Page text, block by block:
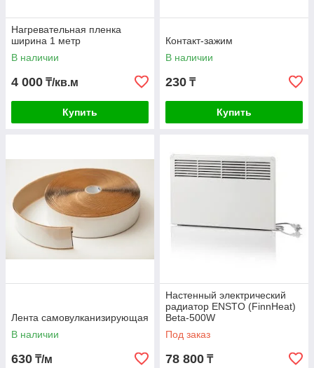
Нагревательная пленка
ширина 1 метр
В наличии
4 000 ₸/кв.м
Купить
Контакт-зажим
В наличии
230 ₸
Купить
Лента самовулканизирующая
В наличии
630 ₸/м
Настенный электрический
радиатор ENSTO (FinnHeat)
Beta-500W
Под заказ
78 800 ₸